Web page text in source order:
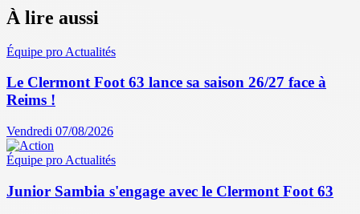
À lire aussi
Équipe pro Actualités
Le Clermont Foot 63 lance sa saison 26/27 face à
Reims !
Vendredi 07/08/2026
Équipe pro Actualités
Junior Sambia s'engage avec le Clermont Foot 63